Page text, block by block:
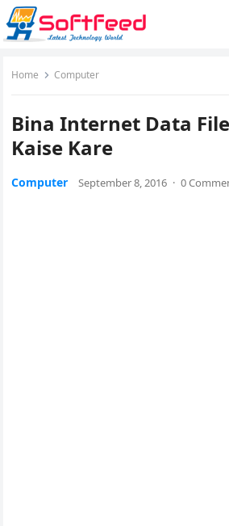
Home Computer
Bina Internet Data
Kaise Kare
Computer September 8, 2016 · 0